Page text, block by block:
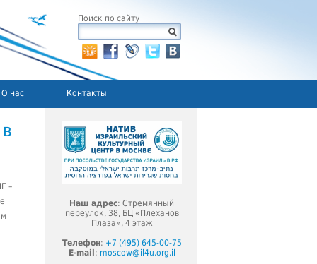
Поиск по сайту
О нас Контакты
–
Наш адрес: Стремянный
переулок, 38, БЦ «Плеханов
Плаза», 4 этаж
Телефон: +7 (495) 645-00-75
E-mail : moscow@il4u.org.il